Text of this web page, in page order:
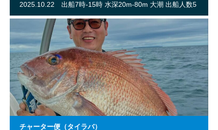
2025.10.22 出船7時-15時 水深20m-80m 大潮 出船人数5
チャーター便（タイラバ）